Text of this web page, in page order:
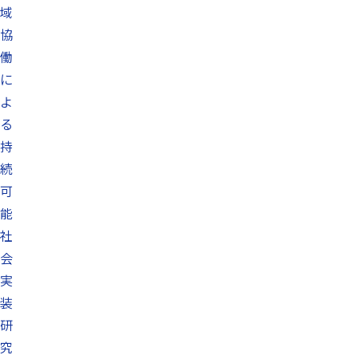
域
協
働
に
よ
る
持
続
可
能
社
会
実
装
研
究